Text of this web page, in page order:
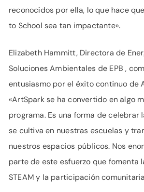
reconocidos por ella, lo que hace
to School sea tan impactante».
Elizabeth Hammitt, Directora de
Soluciones Ambientales de EPB ,
entusiasmo por el éxito continuo de
«ArtSpark se ha convertido en algo
programa. Es una forma de
se cultiva en nuestras escuelas y
nuestros espacios públicos. Nos
parte de este esfuerzo que fomenta
STEAM y la participación